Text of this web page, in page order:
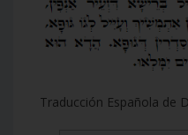
Traducción Española de